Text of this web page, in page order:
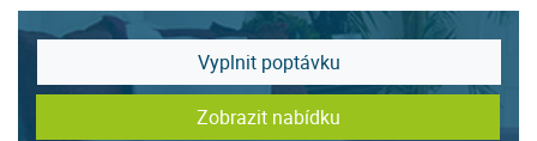
Vyplnit poptávku
Zobrazit nabídku